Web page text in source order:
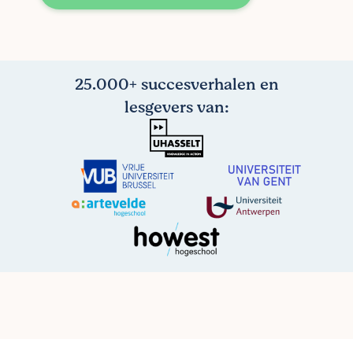
25.000+ succesverhalen en
lesgevers van: